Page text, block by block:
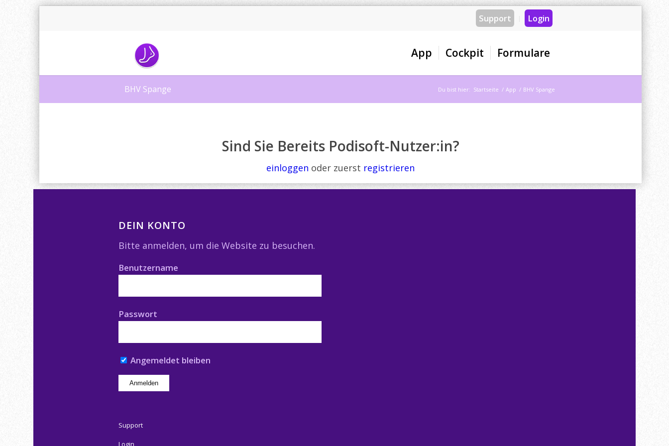
Support Login
App Cockpit Formulare
BHV Spange Du bist hier: Startseite / App / BHV Spange
Sind Sie Bereits Podisoft-Nutzer:in?
einloggen oder zuerst registrieren
DEIN KONTO
Bitte anmelden, um die Website zu besuchen.
Benutzername
Passwort
Angemeldet bleiben
Support
Login